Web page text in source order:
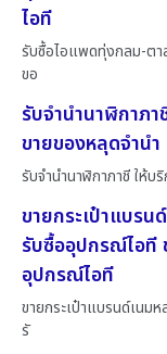
ไอที
รับซื้อไอแพดทุ่งกลม-ตา
ขอ
รับจำนำนาฬิกาภ
ขายของหลุดจำน
รับจำนำนาฬิกาภาชี ให้บ
ขายกระเป๋าแบรน
รับซื้ออุปกรณ์ไอที
อุปกรณ์ไอที
ขายกระเป๋าแบรนด์เนม
รั